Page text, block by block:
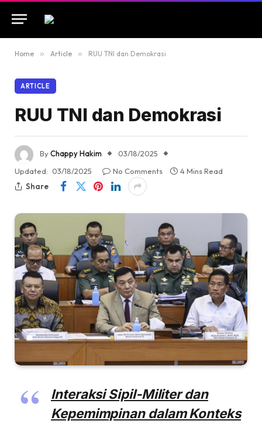
Home » Article » RUU TNI dan Demokrasi
ARTICLE
RUU TNI dan Demokrasi
ByChappy Hakim
03/18/2025
Updated: 03/18/2025 No Comments
4 Mins Read
Share
Interaksi Sipil-Militer dan
Kepemimpinan dalam Konteks